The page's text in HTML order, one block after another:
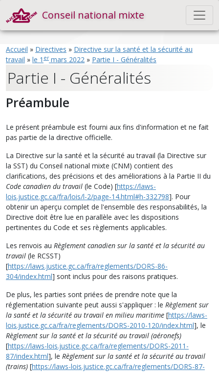
Conseil national mixte
Accueil » Directives » Directive sur la santé et la sécurité au
travail » le 1 ermars 2022 » Partie I - Généralités
Partie I - Généralités
Préambule
Le présent préambule est fourni aux fins d'information et ne fait
pas partie de la directive officielle.
La Directive sur la santé et la sécurité au travail (la Directive sur
la SST) du Conseil national mixte (CNM) contient des
clarifications, des précisions et des améliorations à la Partie II du
Code canadien du travail (le Code) [https://laws-
lois.justice.gc.ca/fra/lois/l-2/page-14.html#h-332798]. Pour
obtenir un aperçu complet de l'ensemble des responsabilités, la
Directive doit être lue en parallèle avec les dispositions
pertinentes du Code et ses règlements applicables.
Les renvois au Règlement canadien sur la santé et la sécurité au
travail (le RCSST)
[https://laws.justice.gc.ca/fra/reglements/DORS-86-
304/index.html] sont inclus pour des raisons pratiques.
De plus, les parties sont priées de prendre note que la
réglementation suivante peut aussi s'appliquer : le Règlement sur
la santé et la sécurité au travail en milieu maritime [https://laws-
lois.justice.gc.ca/fra/reglements/DORS-2010-120/index.html], le
Règlement sur la santé et la sécurité au travail (aéronefs)
[https://laws-lois.justice.gc.ca/fra/reglements/DORS-2011-
87/index.html], le Règlement sur la santé et la sécurité au travail
(trains) [https://laws-lois.justice.gc.ca/fra/reglements/DORS-87-